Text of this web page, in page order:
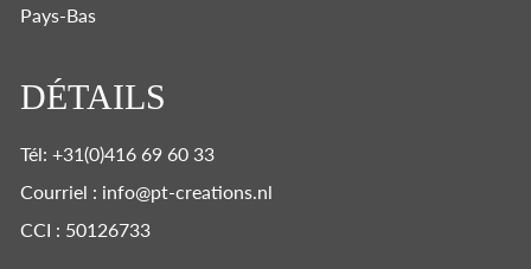
Pays-Bas
DÉTAILS
Tél: +31(0)416 69 60 33
Courriel : info@pt-creations.nl
CCI : 50126733